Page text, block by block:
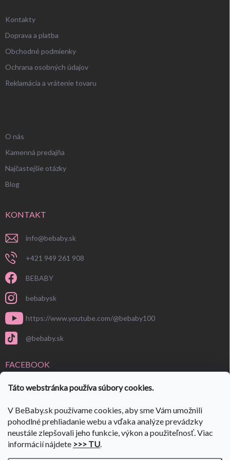
Táto webstránka používa súbory cookies.
V BeBaby.sk používame cookies, aby sme Vám umožnili
pohodlné prehliadanie webu a vďaka analýze prevádzky
neustále zlepšovali jeho funkcie, výkon a použiteľnosť. Viac
informácií nájdete >>> TU.
Kontakty
Doprava a platba
Obchodné podmienky
Ochrana osobných údajov
Reklamácia a vrátenie tovaru
O nás
Kamenná predajňa
Najčastejšie otázky
Blog
KONTAKT
info@bebaby.sk
+421 949 261 908
BEBABY
bebabysk
https://www.youtube.com/@bebaby100
@bebaby.sk
FACEBOOK